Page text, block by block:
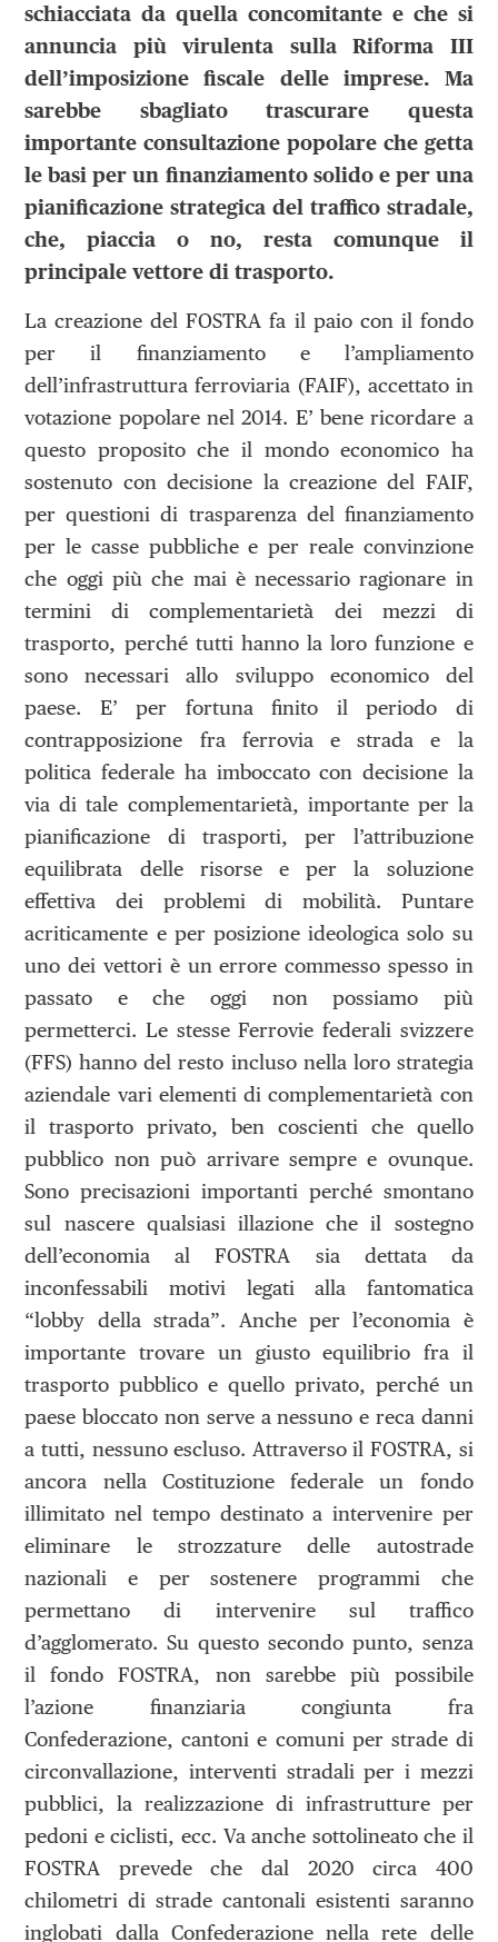
schiacciata da quella concomitante e che si
annuncia più virulenta sulla Riforma III
dell’imposizione fiscale delle imprese. Ma
sarebbe sbagliato trascurare questa
importante consultazione popolare che getta
le basi per un finanziamento solido e per una
pianificazione strategica del traffico stradale,
che, piaccia o no, resta comunque il
principale vettore di trasporto.
La creazione del FOSTRA fa il paio con il fondo
per il finanziamento e l’ampliamento
dell’infrastruttura ferroviaria (FAIF), accettato in
votazione popolare nel 2014. E’ bene ricordare a
questo proposito che il mondo economico ha
sostenuto con decisione la creazione del FAIF,
per questioni di trasparenza del finanziamento
per le casse pubbliche e per reale convinzione
che oggi più che mai è necessario ragionare in
termini di complementarietà dei mezzi di
trasporto, perché tutti hanno la loro funzione e
sono necessari allo sviluppo economico del
paese. E’ per fortuna finito il periodo di
contrapposizione fra ferrovia e strada e la
politica federale ha imboccato con decisione la
via di tale complementarietà, importante per la
pianificazione di trasporti, per l’attribuzione
equilibrata delle risorse e per la soluzione
effettiva dei problemi di mobilità. Puntare
acriticamente e per posizione ideologica solo su
uno dei vettori è un errore commesso spesso in
passato e che oggi non possiamo più
permetterci. Le stesse Ferrovie federali svizzere
(FFS) hanno del resto incluso nella loro strategia
aziendale vari elementi di complementarietà con
il trasporto privato, ben coscienti che quello
pubblico non può arrivare sempre e ovunque.
Sono precisazioni importanti perché smontano
sul nascere qualsiasi illazione che il sostegno
dell’economia al FOSTRA sia dettata da
inconfessabili motivi legati alla fantomatica
“lobby della strada”. Anche per l’economia è
importante trovare un giusto equilibrio fra il
trasporto pubblico e quello privato, perché un
paese bloccato non serve a nessuno e reca danni
a tutti, nessuno escluso. Attraverso il FOSTRA, si
ancora nella Costituzione federale un fondo
illimitato nel tempo destinato a intervenire per
eliminare le strozzature delle autostrade
nazionali e per sostenere programmi che
permettano di intervenire sul traffico
d’agglomerato. Su questo secondo punto, senza
il fondo FOSTRA, non sarebbe più possibile
l’azione finanziaria congiunta fra
Confederazione, cantoni e comuni per strade di
circonvallazione, interventi stradali per i mezzi
pubblici, la realizzazione di infrastrutture per
pedoni e ciclisti, ecc. Va anche sottolineato che il
FOSTRA prevede che dal 2020 circa 400
chilometri di strade cantonali esistenti saranno
inglobati dalla Confederazione nella rete delle